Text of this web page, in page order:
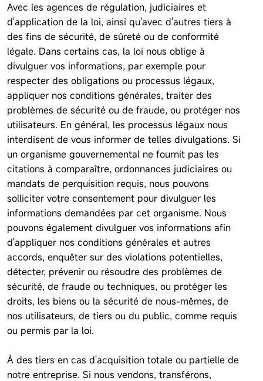
Avec les agences de régulation, judiciaires et
d'application de la loi, ainsi qu'avec d'autres tiers à
des fins de sécurité, de sûreté ou de conformité
légale. Dans certains cas, la loi nous oblige à
divulguer vos informations, par exemple pour
respecter des obligations ou processus légaux,
appliquer nos conditions générales, traiter des
problèmes de sécurité ou de fraude, ou protéger nos
utilisateurs. En général, les processus légaux nous
interdisent de vous informer de telles divulgations. Si
un organisme gouvernemental ne fournit pas les
citations à comparaître, ordonnances judiciaires ou
mandats de perquisition requis, nous pouvons
solliciter votre consentement pour divulguer les
informations demandées par cet organisme. Nous
pouvons également divulguer vos informations afin
d'appliquer nos conditions générales et autres
accords, enquêter sur des violations potentielles,
détecter, prévenir ou résoudre des problèmes de
sécurité, de fraude ou techniques, ou protéger les
droits, les biens ou la sécurité de nous-mêmes, de
nos utilisateurs, de tiers ou du public, comme requis
ou permis par la loi.
À des tiers en cas d'acquisition totale ou partielle de
notre entreprise. Si nous vendons, transférons,